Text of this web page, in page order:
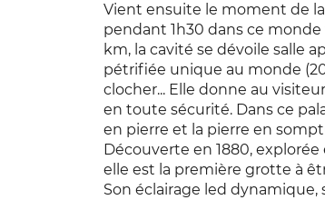
Vient ensuite le moment de
pendant 1h30 dans ce monde
km, la cavité se dévoile salle
pétrifiée unique au monde
clocher... Elle donne au
en toute sécurité. Dans ce
en pierre et la pierre en
Découverte en 1880,
elle est la première grotte à
Son éclairage led